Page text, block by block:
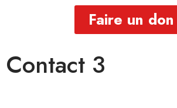
Faire un don
Contact 3